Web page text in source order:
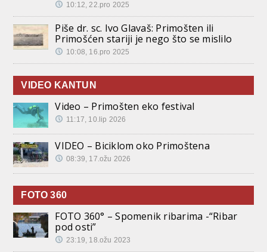
10:12, 22.pro 2025
Piše dr. sc. Ivo Glavaš: Primošten ili
Primošćen stariji je nego što se mislilo
10:08, 16.pro 2025
VIDEO KANTUN
Video – Primošten eko festival
11:17, 10.lip 2026
VIDEO – Biciklom oko Primoštena
08:39, 17.ožu 2026
FOTO 360
FOTO 360° – Spomenik ribarima -“Ribar
pod osti”
23:19, 18.ožu 2023